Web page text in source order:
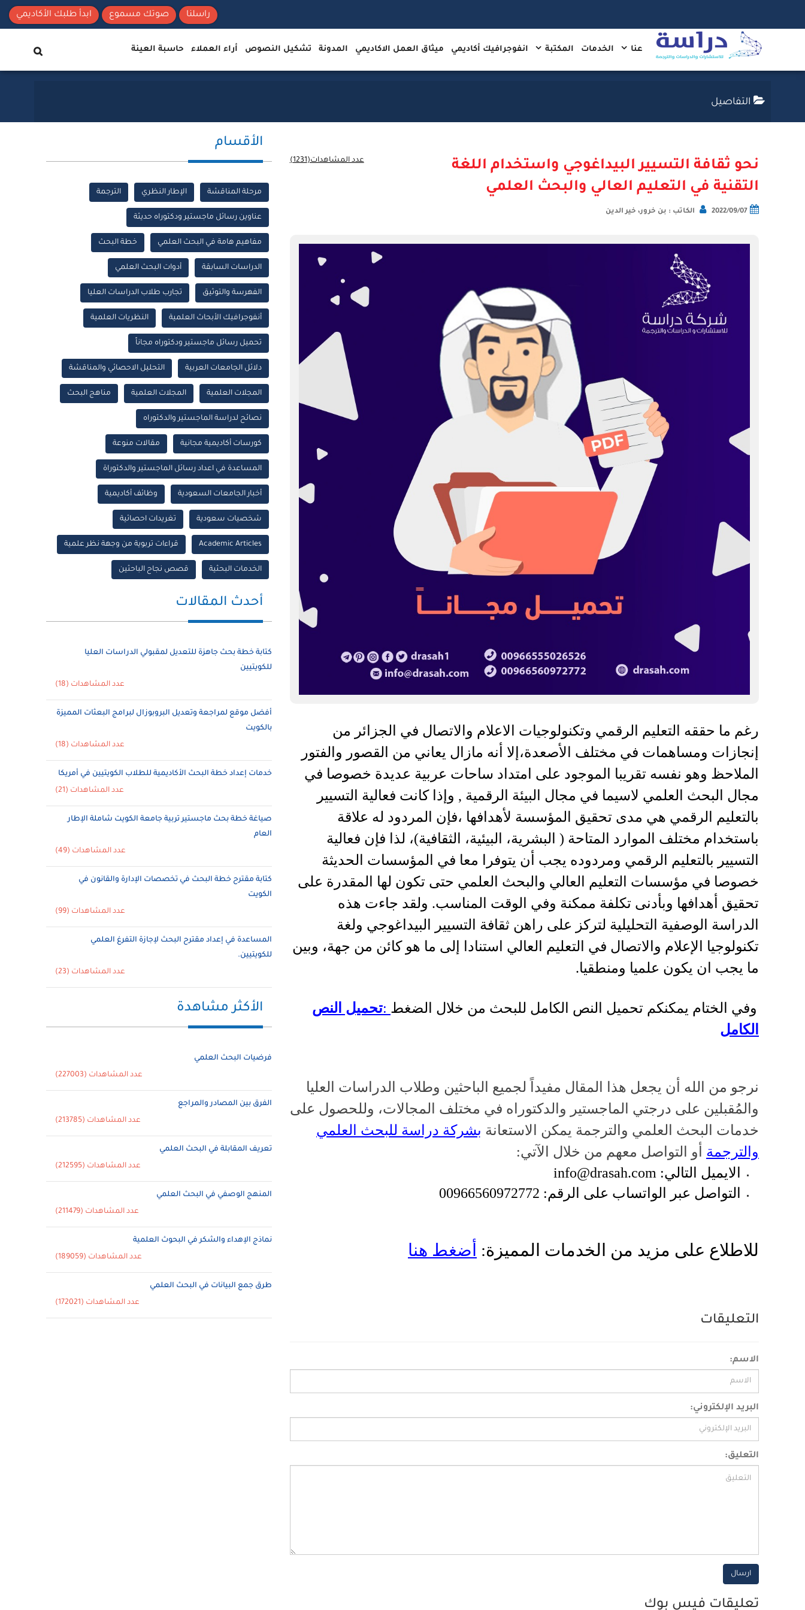
ابدأ طلبك الأكاديمي صوتك مسموع راسلنا
عنا الخدمات المكتبة انفوجرافيك أكاديمي ميثاق العمل الاكاديمي المدونة تشكيل النصوص أراء العملاء حاسبة العينة
التفاصيل
نحو ثقافة التسيير البيداغوجي واستخدام اللغة
التقنية في التعليم العالي والبحث العلمي
2022/09/07 الكاتب : بن خرور، خير الدين
عدد المشاهدات(1231)
رغم ما حققه التعليم الرقمي وتكنولوجيات الاعلام والاتصال في الجزائر من
إنجازات ومساهمات في مختلف الأصعدة،إلا أنه مازال يعاني من القصور والفتور
الملاحظ وهو نفسه تقريبا الموجود على امتداد ساحات عربية عديدة خصوصا في
مجال البحث العلمي لاسيما في مجال البيئة الرقمية , وإذا كانت فعالية التسيير
بالتعليم الرقمي هي مدى تحقيق المؤسسة لأهدافها ،فإن المردود له علاقة
باستخدام مختلف الموارد المتاحة ( البشرية، البيئية، الثقافية)، لذا فإن فعالية
التسيير بالتعليم الرقمي ومردوده يجب أن يتوفرا معا في المؤسسات الحديثة
خصوصا في مؤسسات التعليم العالي والبحث العلمي حتى تكون لها المقدرة على
تحقيق أهدافها وبأدنى تكلفة ممكنة وفي الوقت المناسب. ولقد جاءت هذه
الدراسة الوصفية التحليلية لتركز على راهن ثقافة التسيير البيداغوجي ولغة
تكنولوجيا الإعلام والاتصال في التعليم العالي استنادا إلى ما هو كائن من جهة، وبين
ما يجب ان يكون علميا ومنطقيا.
وفي الختام يمكنكم تحميل النص الكامل للبحث من خلال الضغط :تحميل النص
الكامل
نرجو من الله أن يجعل هذا المقال مفيداً لجميع الباحثين وطلاب الدراسات العليا
والمُقبلين على درجتي الماجستير والدكتوراه في مختلف المجالات، وللحصول على
خدمات البحث العلمي والترجمة يمكن الاستعانة بشركة دراسة للبحث العلمي
والترجمة أو التواصل معهم من خلال الآتي:
الايميل التالي: info@drasah.com
التواصل عبر الواتساب على الرقم: 00966560972772
للاطلاع على مزيد من الخدمات المميزة: أضغط هنا
التعليقات
الاسم:
البريد الإلكتروني:
التعليق:
ارسال
تعليقات فيس بوك
الأقسام
مرحلة المناقشة الإطار النظري الترجمة
عناوين رسائل ماجستير ودكتوراه حديثة
مفاهيم هامة في البحث العلمي خطة البحث
الدراسات السابقة أدوات البحث العلمي
الفهرسة والتوثيق تجارب طلاب الدراسات العليا
أنفوجرافيك الأبحاث العلمية النظريات العلمية
تحميل رسائل ماجستير ودكتوراه مجاناً
دلائل الجامعات العربية التحليل الاحصائي والمناقشة
المجلات العلمية المجلات العلمية مناهج البحث
نصائح لدراسة الماجستير والدكتوراه
كورسات أكاديمية مجانية مقالات منوعة
المساعدة في اعداد رسائل الماجستير والدكتوراة
أخبار الجامعات السعودية وظائف أكاديمية
شخصيات سعودية تغريدات احصائية
Academic Articles قراءات تربوية من وجهة نظر علمية
الخدمات البحثية قصص نجاح الباحثين
أحدث المقالات
كتابة خطة بحث جاهزة للتعديل لمقبولي الدراسات العليا
للكويتيين
عدد المشاهدات (18)
أفضل موقع لمراجعة وتعديل البروبوزال لبرامج البعثات المميزة
بالكويت
عدد المشاهدات (18)
خدمات إعداد خطة البحث الأكاديمية للطلاب الكويتيين في أمريكا
عدد المشاهدات (21)
صياغة خطة بحث ماجستير تربية جامعة الكويت شاملة الإطار
العام
عدد المشاهدات (49)
كتابة مقترح خطة البحث في تخصصات الإدارة والقانون في
الكويت
عدد المشاهدات (99)
المساعدة في إعداد مقترح البحث لإجازة التفرغ العلمي
للكويتيين.
عدد المشاهدات (23)
الأكثر مشاهدة
فرضيات البحث العلمي
عدد المشاهدات (227003)
الفرق بين المصادر والمراجع
عدد المشاهدات (213785)
تعريف المقابلة في البحث العلمي
عدد المشاهدات (212595)
المنهج الوصفي في البحث العلمي
عدد المشاهدات (211479)
نماذج الإهداء والشكر في البحوث العلمية
عدد المشاهدات (189059)
طرق جمع البيانات في البحث العلمي
عدد المشاهدات (172021)